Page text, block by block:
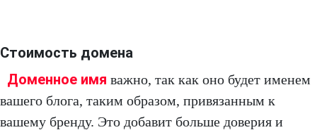
Стоимость домена
Доменное имя важно, так как оно будет именем
вашего блога, таким образом, привязанным к
вашему бренду. Это добавит больше доверия и